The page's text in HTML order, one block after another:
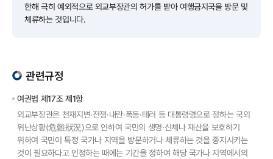
한해 극히 예외적으로 외교부장관의 허가를 받아 여행금지국을 방문 및
체류하는 것입니다.
관련규정
여권법 제17조 제1항
외교부장관은 천재지변·전쟁·내란·폭동·테러 등 대통령령으로 정하는 국외
위난상황(危難狀況)으로 인하여 국민의 생명·신체나 재산을 보호하기
위하여 국민이 특정 국가나 지역을 방문하거나 체류하는 것을 중지시키는
것이 필요하다고 인정하는 때에는 기간을 정하여 해당 국가나 지역에서의